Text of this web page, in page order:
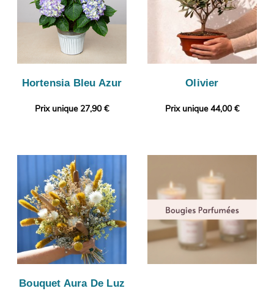
Hortensia Bleu Azur
Prix unique 27,90 €
Olivier
Prix unique 44,00 €
Bouquet Aura De Luz